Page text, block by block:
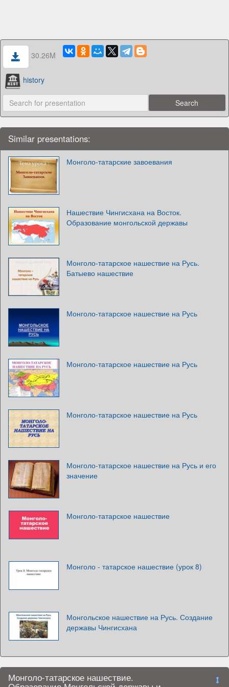
30.26M
history
Similar presentations:
Монголо-татарские завоевания
Нашествие Чингисхана на Восток.
Образование монгольской державы
Монголо-татарское нашествие на Русь.
Батыево нашествие
Монголо-татарское нашествие на Русь
Монголо-татарское нашествие на Русь
Монголо-татарское нашествие на Русь
Монголо-татарское нашествие на Русь и его
значение
Монголо-татарское нашествие
Монголо - татарское нашествие (урок 8)
Монгольское нашествие на Русь. Создание
державы Чингисхана
Монголо-татарское нашествие.